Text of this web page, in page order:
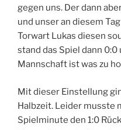
gegen uns. Der dann
und unser an diesem
Torwart Lukas diesen
stand das Spiel dann
Mannschaft ist was zu
Mit dieser Einstellung
Halbzeit. Leider musste
Spielminute den 1:0